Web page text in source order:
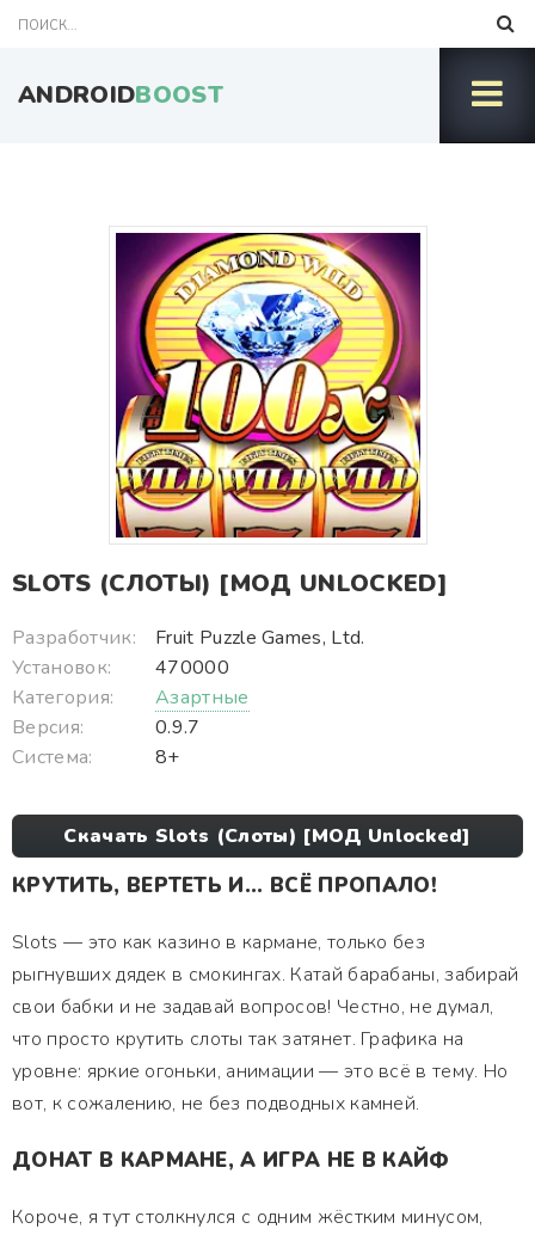
ANDROIDBOOST
SLOTS (СЛОТЫ) [МОД UNLOCKED]
Разработчик:
Fruit Puzzle Games, Ltd.
Установок:
470000
Категория:
Азартные
Версия:
0.9.7
Система:
8+
Скачать Slots (Слоты) [МОД Unlocked]
КРУТИТЬ, ВЕРТЕТЬ И... ВСЁ ПРОПАЛО!
Slots — это как казино в кармане, только без
рыгнувших дядек в смокингах. Катай барабаны, забирай
свои бабки и не задавай вопросов! Честно, не думал,
что просто крутить слоты так затянет. Графика на
уровне: яркие огоньки, анимации — это всё в тему. Но
вот, к сожалению, не без подводных камней.
ДОНАТ В КАРМАНЕ, А ИГРА НЕ В КАЙФ
Короче, я тут столкнулся с одним жёстким минусом,